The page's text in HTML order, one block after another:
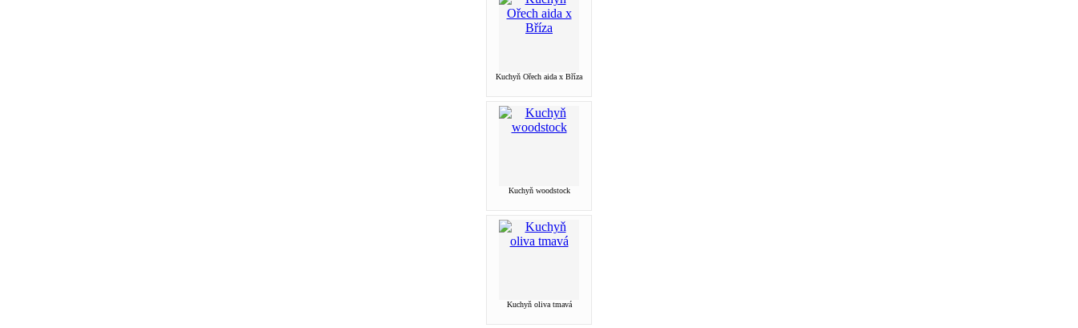
Kuchyň Ořech aida x Bříza
Kuchyň woodstock
Kuchyň oliva tmavá